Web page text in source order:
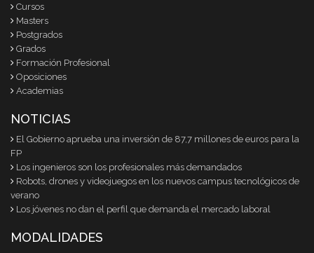
Cursos
Masters
Postgrados
Grados
Formación Profesional
Oposiciones
Academias
NOTICIAS
El Gobierno aprueba una inversión de 87,7 millones de euros para la
FP
Los ingenieros son los profesionales más demandados
Robots, drones y videojuegos en los nuevos campus tecnológicos de
verano
Los jóvenes no dan el perfil que demanda el mercado laboral
MODALIDADES